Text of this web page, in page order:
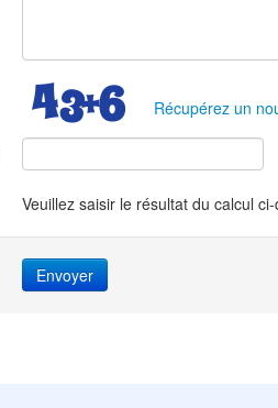
Récupérez un
Veuillez saisir le résultat du calcul
Envoyer